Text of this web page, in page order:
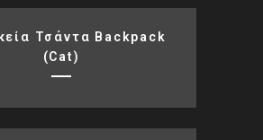
Τσάντα Backpack
(Cat)